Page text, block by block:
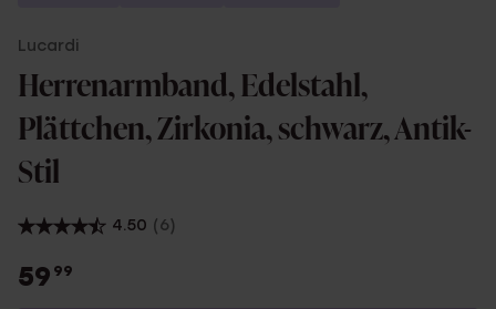
Lucardi
Herrenarmband, Edelstahl,
Plättchen, Zirkonia, schwarz, Antik-
Stil
4.50 (6)
59 99